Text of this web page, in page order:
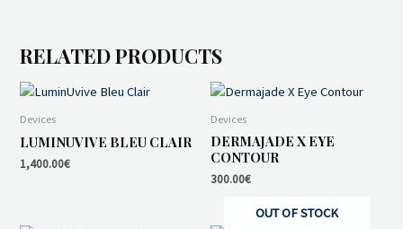
RELATED PRODUCTS
Devices
LUMINUVIVE BLEU CLAIR
1,400.00€
Devices
DERMAJADE X EYE
CONTOUR
300.00€
OUT OF STOCK